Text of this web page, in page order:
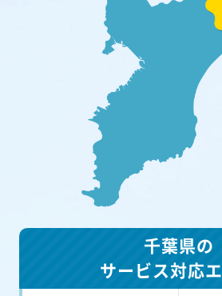
千葉県の
サービス対応